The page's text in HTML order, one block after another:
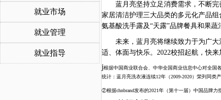
就业市场
就业管理
就业指导
蓝月亮坚持立足消费需求，不断
家居清洁护理三大品类的多元化产品组
氨基酸洗手露及“天露”品牌餐具和果
未来，蓝月亮将继续致力于为广
适、体面与快乐。 2022校招起航，快
j根据中国商业联合会、中华全国商业信息中心对全国
统计：蓝月亮洗衣液连续12年（2009-2020）荣列同类
②根据chnbrand发布的2021年（第十一届）中国品牌力